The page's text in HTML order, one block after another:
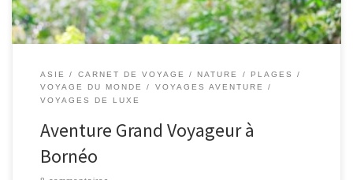
ASIE CARNET DE VOYAGE NATURE
PLAGES
VOYAGE DU MONDE
VOYAGES AVENTURE
VOYAGES DE LUXE
Aventure Grand Voyageur à
Bornéo